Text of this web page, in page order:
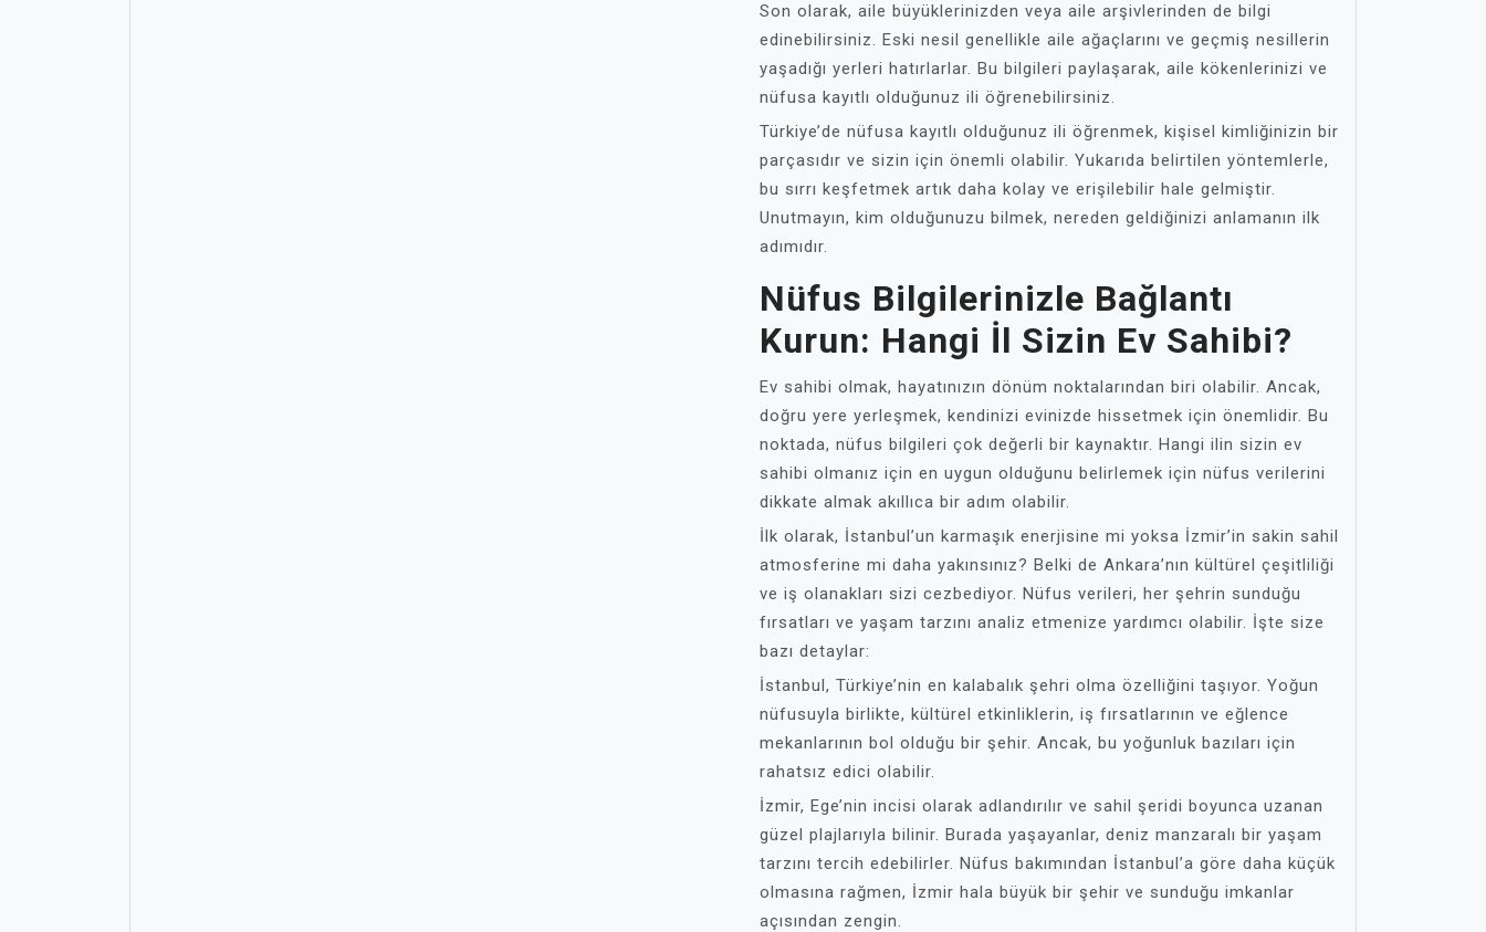
Son olarak, aile büyüklerinizden veya aile arşivlerinden de bilgi
edinebilirsiniz. Eski nesil genellikle aile ağaçlarını ve geçmiş nesillerin
yaşadığı yerleri hatırlarlar. Bu bilgileri paylaşarak, aile kökenlerinizi ve
nüfusa kayıtlı olduğunuz ili öğrenebilirsiniz.
Türkiye’de nüfusa kayıtlı olduğunuz ili öğrenmek, kişisel kimliğinizin bir
parçasıdır ve sizin için önemli olabilir. Yukarıda belirtilen yöntemlerle,
bu sırrı keşfetmek artık daha kolay ve erişilebilir hale gelmiştir.
Unutmayın, kim olduğunuzu bilmek, nereden geldiğinizi anlamanın ilk
adımıdır.
Nüfus Bilgilerinizle Bağlantı
Kurun: Hangi İl Sizin Ev Sahibi?
Ev sahibi olmak, hayatınızın dönüm noktalarından biri olabilir. Ancak,
doğru yere yerleşmek, kendinizi evinizde hissetmek için önemlidir. Bu
noktada, nüfus bilgileri çok değerli bir kaynaktır. Hangi ilin sizin ev
sahibi olmanız için en uygun olduğunu belirlemek için nüfus verilerini
dikkate almak akıllıca bir adım olabilir.
İlk olarak, İstanbul’un karmaşık enerjisine mi yoksa İzmir’in sakin sahil
atmosferine mi daha yakınsınız? Belki de Ankara’nın kültürel çeşitliliği
ve iş olanakları sizi cezbediyor. Nüfus verileri, her şehrin sunduğu
fırsatları ve yaşam tarzını analiz etmenize yardımcı olabilir. İşte size
bazı detaylar:
İstanbul, Türkiye’nin en kalabalık şehri olma özelliğini taşıyor. Yoğun
nüfusuyla birlikte, kültürel etkinliklerin, iş fırsatlarının ve eğlence
mekanlarının bol olduğu bir şehir. Ancak, bu yoğunluk bazıları için
rahatsız edici olabilir.
İzmir, Ege’nin incisi olarak adlandırılır ve sahil şeridi boyunca uzanan
güzel plajlarıyla bilinir. Burada yaşayanlar, deniz manzaralı bir yaşam
tarzını tercih edebilirler. Nüfus bakımından İstanbul’a göre daha küçük
olmasına rağmen, İzmir hala büyük bir şehir ve sunduğu imkanlar
açısından zengin.